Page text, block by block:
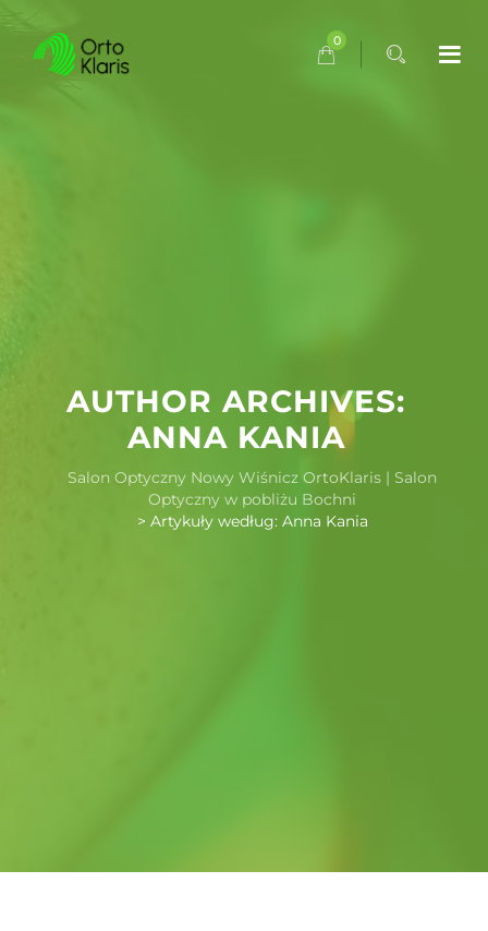
0
AUTHOR ARCHIVES:
ANNA KANIA
Salon Optyczny Nowy Wiśnicz OrtoKlaris | Salon
Optyczny w pobliżu Bochni
> Artykuły według: Anna Kania